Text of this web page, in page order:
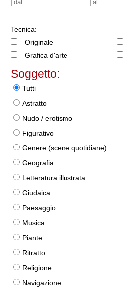
Tecnica:
Originale
Grafica d'arte
Soggetto:
Tutti
Astratto
Nudo / erotismo
Figurativo
Genere (scene quotidiane)
Geografia
Letteratura illustrata
Giudaica
Paesaggio
Musica
Piante
Ritratto
Religione
Navigazione